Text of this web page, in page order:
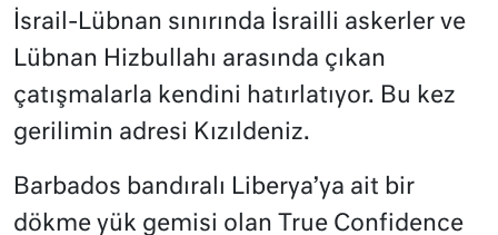
İsrail-Lübnan sınırında İsrailli askerler ve
Lübnan Hizbullahı arasında çıkan
çatışmalarla kendini hatırlatıyor. Bu kez
gerilimin adresi Kızıldeniz.
Barbados bandıralı Liberya’ya ait bir
dökme yük gemisi olan True Confidence